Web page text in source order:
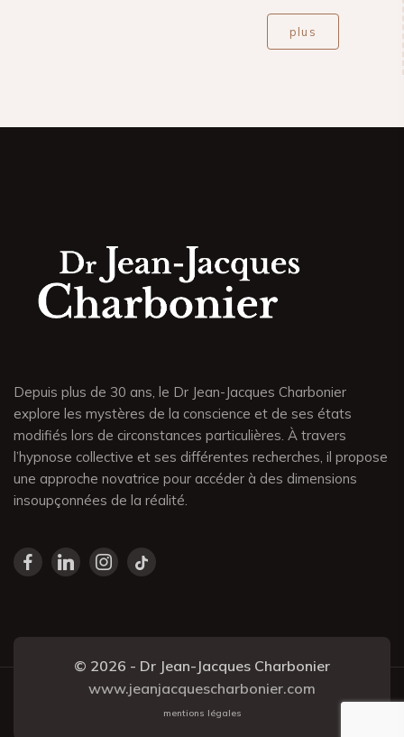
plus
Depuis plus de 30 ans, le Dr Jean-Jacques Charbonier
explore les mystères de la conscience et de ses états
modifiés lors de circonstances particulières. À travers
l’hypnose collective et ses différentes recherches, il propose
une approche novatrice pour accéder à des dimensions
insoupçonnées de la réalité.
© 2026 - Dr Jean-Jacques Charbonier
www.jeanjacquescharbonier.com
mentions légales